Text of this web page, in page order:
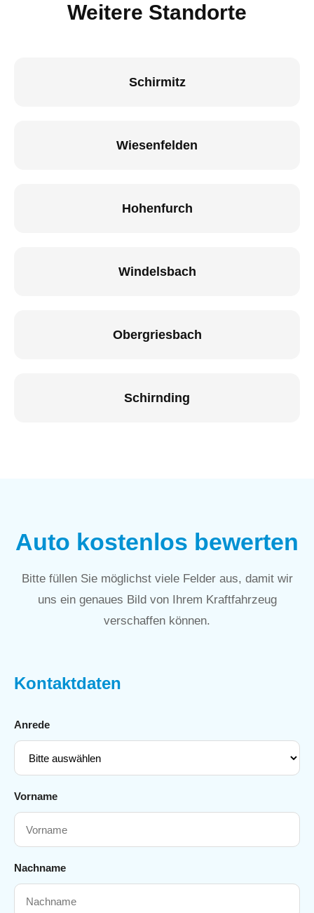
Weitere Standorte
Schirmitz
Wiesenfelden
Hohenfurch
Windelsbach
Obergriesbach
Schirnding
Auto kostenlos bewerten
Bitte füllen Sie möglichst viele Felder aus, damit wir
uns ein genaues Bild von Ihrem Kraftfahrzeug
verschaffen können.
Kontaktdaten
Anrede
Vorname
Nachname